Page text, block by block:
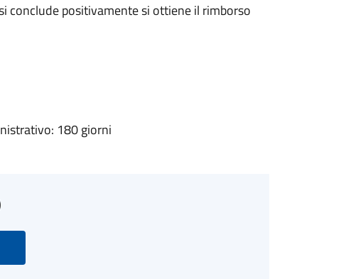
conclude positivamente si ottiene il rimborso
180 giorni